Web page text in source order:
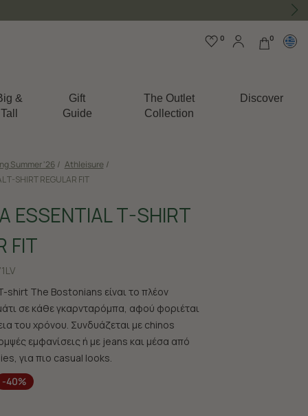
0 0
&
Tall
Gift
Guide
The Outlet
Collection
Discover
Summer '26 / Athleisure /
SHIRT REGULAR FIT
T-SHIRT
FIT
shirt The Bostonians είναι το πλέον
σε κάθε γκαρνταρόμπα, αφού φοριέται
του χρόνου. Συνδυάζεται με chinos
εμφανίσεις ή με jeans και μέσα από
για πιο casual looks.
-40%